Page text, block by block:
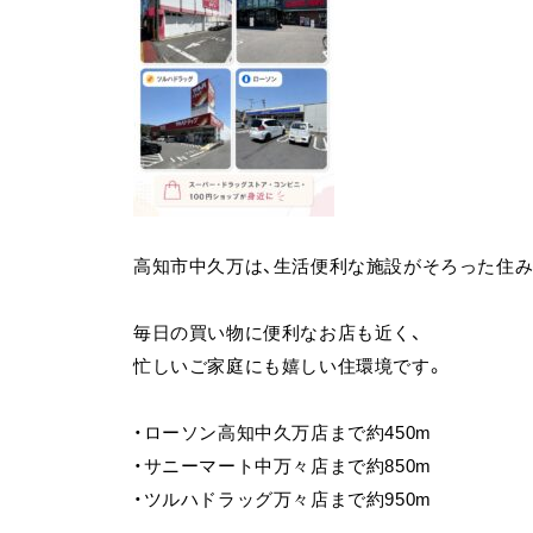
高知市中久万は、生活便利な施設がそろった住
毎日の買い物に便利なお店も近く、
忙しいご家庭にも嬉しい住環境です。
・ローソン高知中久万店まで約450m
・サニーマート中万々店まで約850m
・ツルハドラッグ万々店まで約950m